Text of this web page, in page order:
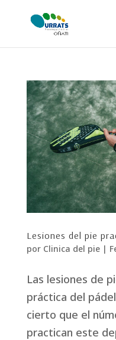
Lesiones del pie
por Clinica del pie|
Las lesiones de
práctica del
cierto que el
practican este